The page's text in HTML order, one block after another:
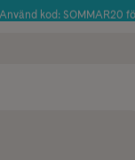
Använd kod: SOMMAR20